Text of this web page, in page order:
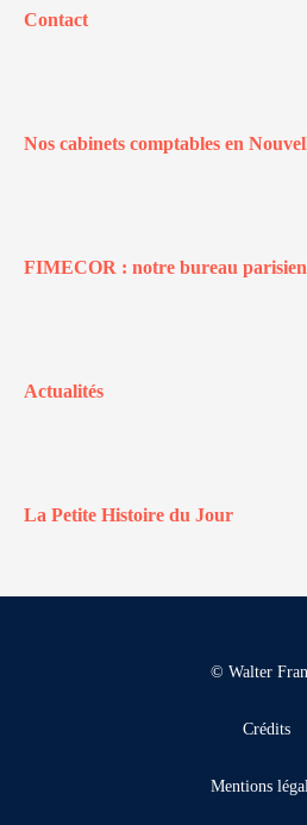
Contact
Nos cabinets comptables en
FIMECOR : notre bureau parisien
Actualités
La Petite Histoire du Jour
© Walter
Crédits
Mentions